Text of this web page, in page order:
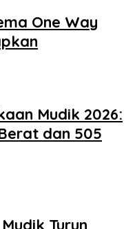
One Way
Mudik 2026:
dan 505
Turun